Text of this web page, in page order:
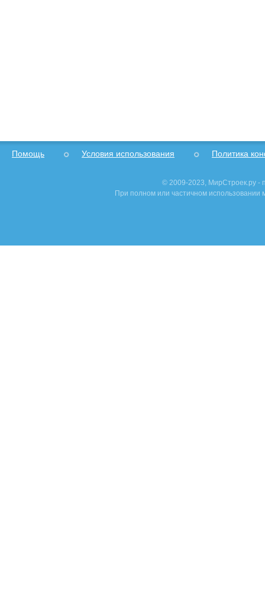
Помощь Условия использования Политика
© 2009-2023, МирСтроек.ру -
При полном или частичном использовании